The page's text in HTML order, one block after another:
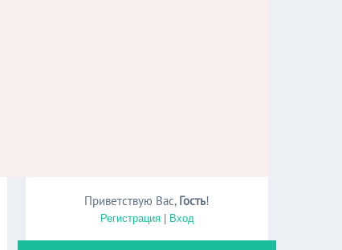
Приветствую Вас, Гость!
Регистрация| Вход